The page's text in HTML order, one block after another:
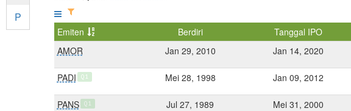
P
Emiten
Berdiri Tanggal IPO
AMOR
Jan 29, 2010 Jan 14, 2020
PADI Q1 Mei 28, 1998 Jan 09, 2012
PANS Q1 Jul 27, 1989 Mei 31, 2000